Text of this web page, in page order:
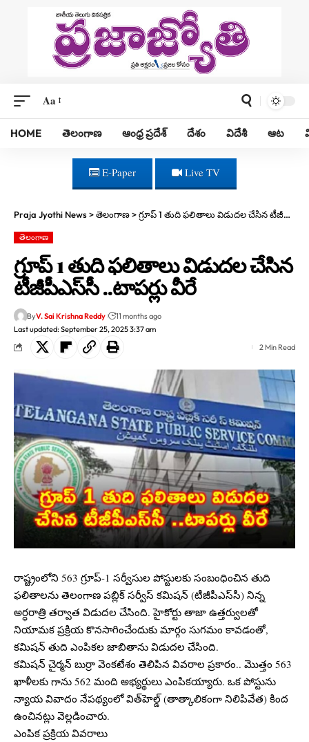
Aa
HOME తెలంగాణ ఆంధ్ర ప్రదేశ్ దేశం విదేశీ ఆట
E-Paper Live TV
Praja Jyothi News>తెలంగాణ>గ్రూప్ 1 తుది ఫలితాలు విడుదల చేసిన టీజీపీఎస్‌సీ ..టాపర్లు వీరే
తెలంగాణ
గ్రూప్ 1 తుది ఫలితాలు విడుదల చేసిన
టీజీపీఎస్‌సీ ..టాపర్లు వీరే
Last updated: September 25, 2025 3:37 am
ByV. Sai Krishna Reddy 11 months ago
2 Min Read
రాష్ట్రంలోని 563 గ్రూప్‌-1 సర్వీసుల పోస్టులకు సంబంధించిన తుది
ఫలితాలను తెలంగాణ పబ్లిక్ సర్వీస్ కమిషన్ (టీజీ‌పీఎస్‌సీ) నిన్న
అర్ధరాత్రి తర్వాత విడుదల చేసింది. హైకోర్టు తాజా ఉత్తర్వులతో
నియామక ప్రక్రియ కొనసాగించేందుకు మార్గం సుగమం కావడంతో,
కమిషన్ తుది ఎంపికల జాబితాను విడుదల చేసింది.
కమిషన్ చైర్మన్ బుర్రా వెంకటేశం తెలిపిన వివరాల ప్రకారం.. మొత్తం 563
ఖాళీలకు గాను 562 మంది అభ్యర్థులు ఎంపికయ్యారు. ఒక పోస్టును
న్యాయ వివాదం నేపథ్యంలో విత్‌హెల్డ్‌ (తాత్కాలికంగా నిలిపివేత) కింద
ఉంచినట్లు వెల్లడించారు.
ఎంపిక ప్రక్రియ వివరాలు